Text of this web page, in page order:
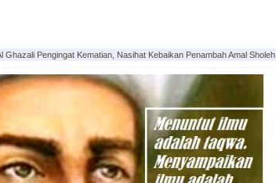
Ghazali Pengingat Kematian, Nasihat Kebaikan Penambah Amal Sholeh